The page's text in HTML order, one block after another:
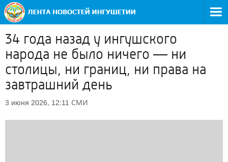
34 года назад у ингушского
народа не было ничего — ни
столицы, ни границ, ни права на
завтрашний день
3 июня 2026, 12:11 СМИ